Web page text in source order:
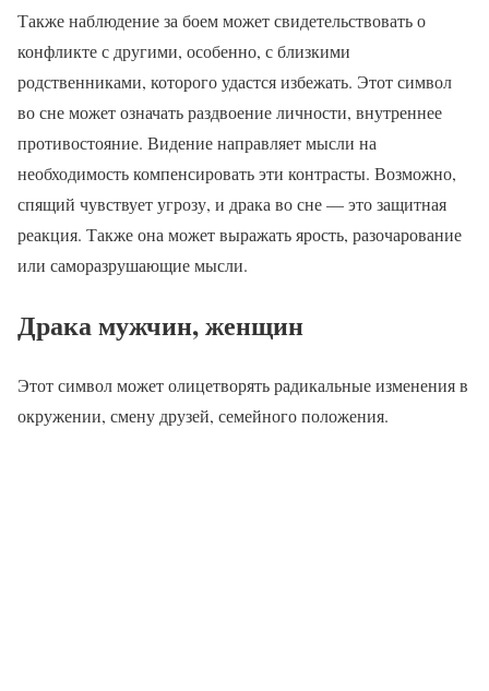
Также наблюдение за боем может свидетельствовать о
конфликте с другими, особенно, с близкими
родственниками, которого удастся избежать. Этот символ
во сне может означать раздвоение личности, внутреннее
противостояние. Видение направляет мысли на
необходимость компенсировать эти контрасты. Возможно,
спящий чувствует угрозу, и драка во сне — это защитная
реакция. Также она может выражать ярость, разочарование
или саморазрушающие мысли.
Драка мужчин, женщин
Этот символ может олицетворять радикальные изменения в
окружении, смену друзей, семейного положения.